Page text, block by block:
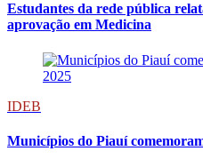
Estudantes da rede pública
aprovação em Medicina
IDEB
Municípios do Piauí